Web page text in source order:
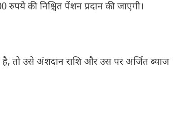
की निश्चित पेंशन प्रदान की जाएगी।
है, तो उसे अंशदान राशि और उस पर अर्जित ब्याज